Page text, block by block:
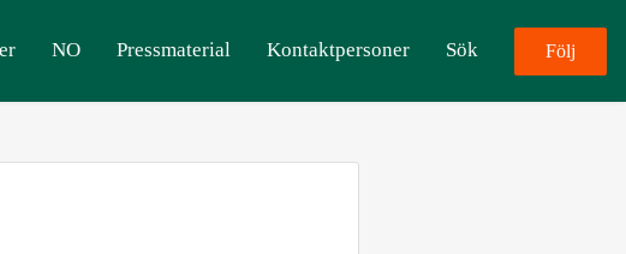
NO Pressmaterial Kontaktpersoner Sök Följ